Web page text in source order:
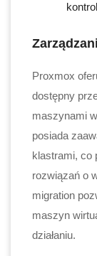
Proxmox
dostępny
maszynami
posiada
klastrami, co
rozwiązań o
migration
maszyn
działaniu.